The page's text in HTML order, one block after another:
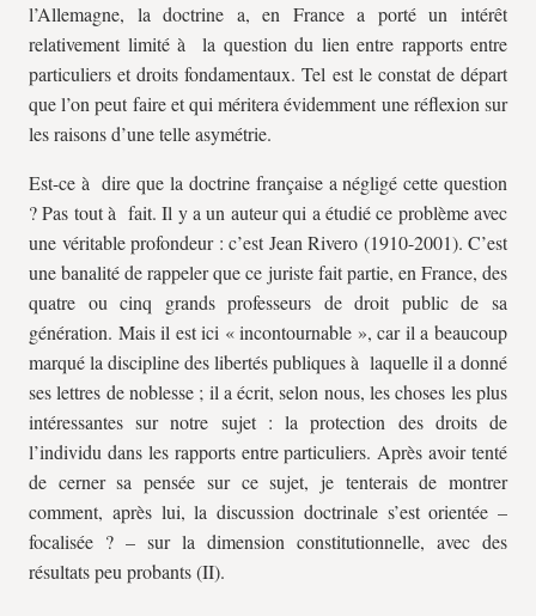
l’Allemagne, la doctrine a, en France a porté un intérêt
relativement limité à la question du lien entre rapports entre
particuliers et droits fondamentaux. Tel est le constat de départ
que l’on peut faire et qui méritera évidemment une réflexion sur
les raisons d’une telle asymétrie.
Est-ce à dire que la doctrine française a négligé cette question
? Pas tout à fait. Il y a un auteur qui a étudié ce problème avec
une véritable profondeur : c’est Jean Rivero (1910-2001). C’est
une banalité de rappeler que ce juriste fait partie, en France, des
quatre ou cinq grands professeurs de droit public de sa
génération. Mais il est ici « incontournable », car il a beaucoup
marqué la discipline des libertés publiques à laquelle il a donné
ses lettres de noblesse ; il a écrit, selon nous, les choses les plus
intéressantes sur notre sujet : la protection des droits de
l’individu dans les rapports entre particuliers. Après avoir tenté
de cerner sa pensée sur ce sujet, je tenterais de montrer
comment, après lui, la discussion doctrinale s’est orientée –
focalisée ? – sur la dimension constitutionnelle, avec des
résultats peu probants (II).